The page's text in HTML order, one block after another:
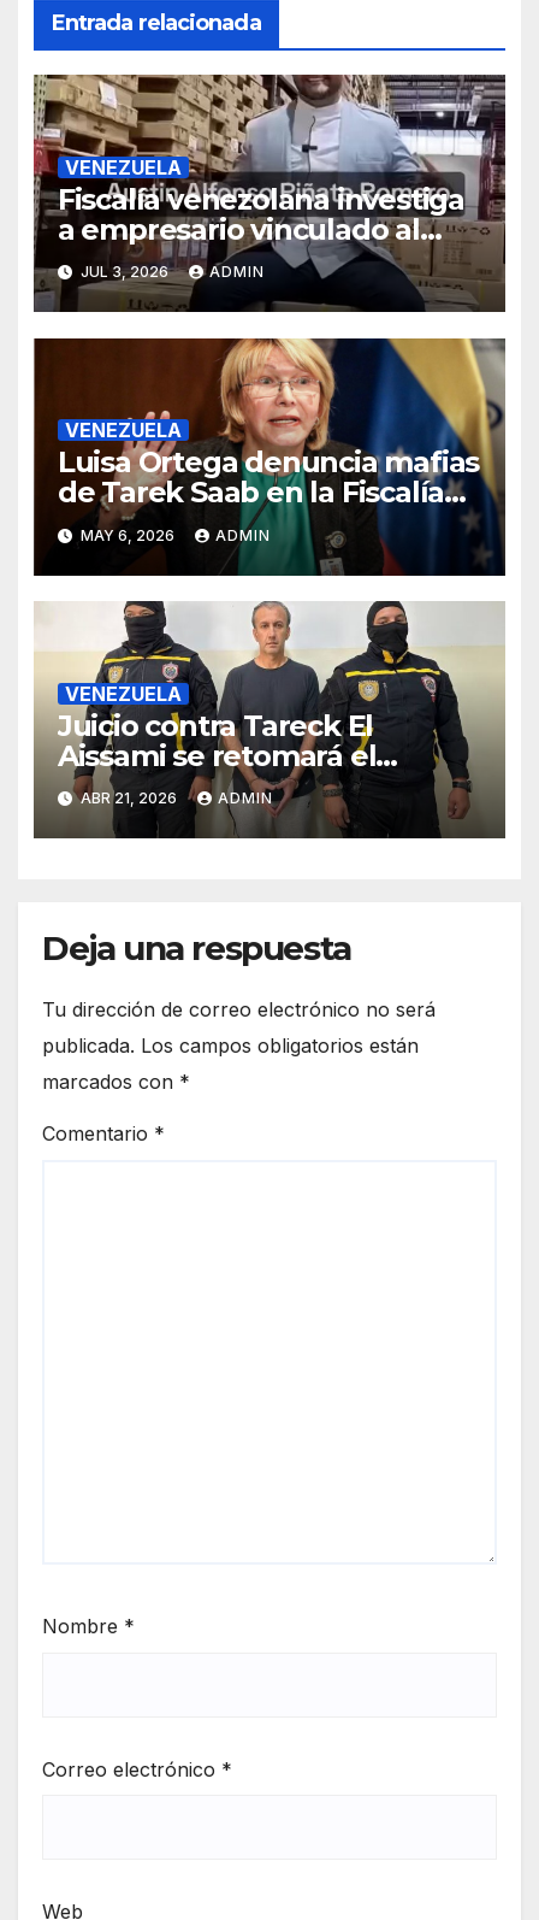
Entrada relacionada
VENEZUELA
Fiscalía venezolana investiga
a empresario vinculado al
Grupo Hammer, según
reportes
JUL 3, 2026 ADMIN
VENEZUELA
Luisa Ortega denuncia mafias
de Tarek Saab en la Fiscalía
de Venezuela
MAY 6, 2026 ADMIN
VENEZUELA
Juicio contra Tareck El
Aissami se retomará el
miércoles tras ser suspendido
en la madrugada de este
martes
ABR 21, 2026 ADMIN
Deja una respuesta
Tu dirección de correo electrónico no será
publicada. Los campos obligatorios están
marcados con *
Comentario *
Nombre *
Correo electrónico *
Web